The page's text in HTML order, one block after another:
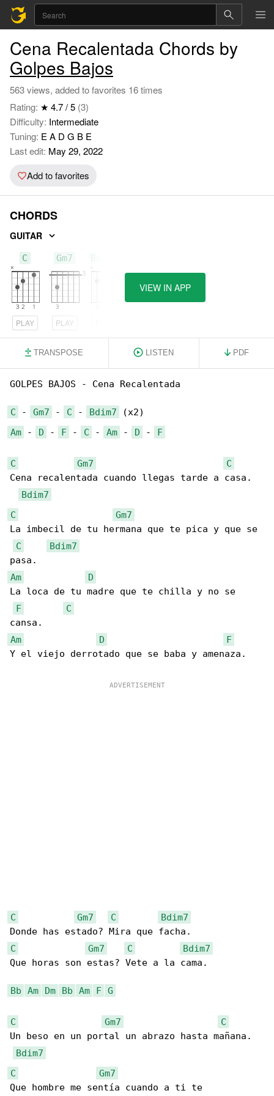
Cena Recalentada Chords by
Golpes Bajos
563 views, added to favorites 16 times
Rating: ★ 4.7 / 5 (3)
Difficulty: Intermediate
Tuning: E A D G B E
Last edit: May 29, 2022
Add to favorites
CHORDS
GUITAR
C
PLAY
Gm7
PLAY
VIEW IN APP
TRANSPOSE LISTEN PDF
GOLPES BAJOS - Cena Recalentada
C - Gm7 - C - Bdim7
Am - D - F - C - Am - D - F
C Gm7
C
Cena recalentada cuando llegas tarde a casa.
Bdim7
C
Gm7
La imbecil de tu hermana que te pica y que se
C
Bdim7
Am
D
La loca de tu madre que te chilla y no se
F
C
Am
D
F
Y el viejo derrotado que se baba y amenaza.
C Gm7 C
Bdim7
C
Gm7 C
Bdim7
Que horas son estas? Vete a la cama.
Bb Am Dm Bb Am F G
C Gm7
C
Un beso en un portal un abrazo hasta mañana.
Bdim7
C
Gm7
Que hombre me sentía cuando a ti te